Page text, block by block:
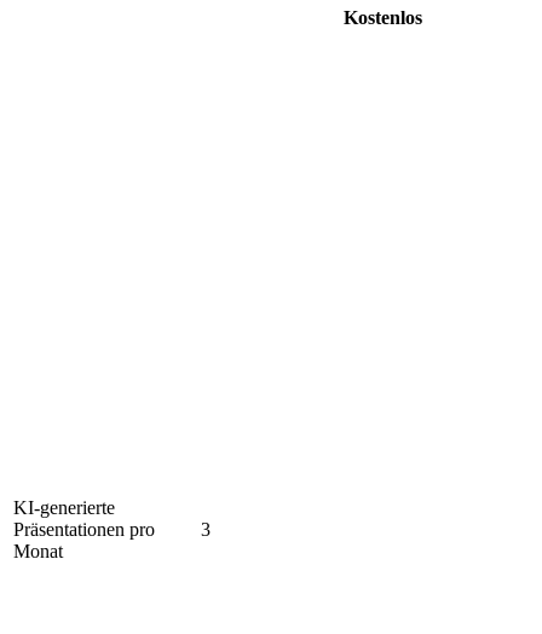
Kostenlos
KI-generierte
Präsentationen pro
Monat
3